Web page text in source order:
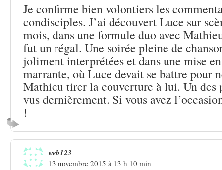
Je confirme bien volontiers les
condisciples. J’ai découvert Luce sur
mois, dans une formule duo avec
fut un régal. Une soirée pleine de
joliment interprétées et dans une mise
marrante, où Luce devait se battre pour
Mathieu tirer la couverture à lui. Un des
vus dernièrement. Si vous avez
!
web123
13 novembre 2015 à 13 h 10 min